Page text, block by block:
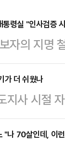
령실 "인사검증
자의 지명
, 이재명 정
에도 대통
임론을
준욱 비서
했던 것 아
가 더 쉬웠나
지사 시절
동안 국민
들 말로) ‘
"나 70살인데, 이